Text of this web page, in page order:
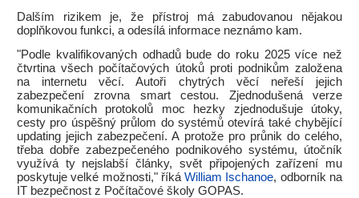
Dalším rizikem je, že přístroj má zabudovanou nějakou
doplňkovou funkci, a odesílá informace neznámo kam.
"Podle kvalifikovaných odhadů bude do roku 2025 více než
čtvrtina všech počítačových útoků proti podnikům založena
na internetu věcí. Autoři chytrých věcí neřeší jejich
zabezpečení zrovna smart cestou. Zjednodušená verze
komunikačních protokolů moc hezky zjednodušuje útoky,
cesty pro úspěšný průlom do systémů otevírá také chybějící
updating jejich zabezpečení. A protože pro průnik do celého,
třeba dobře zabezpečeného podnikového systému, útočník
využívá ty nejslabší články, svět připojených zařízení mu
poskytuje velké možnosti," říkáWilliam Ischanoe, odborník na
IT bezpečnost z Počítačové školy GOPAS.